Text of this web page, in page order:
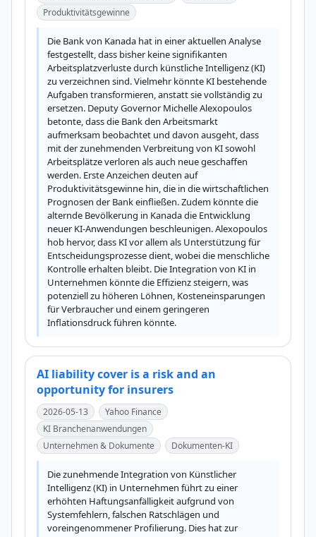
Produktivitätsgewinne
Die Bank von Kanada hat in einer aktuellen Analyse
festgestellt, dass bisher keine signifikanten
Arbeitsplatzverluste durch künstliche Intelligenz (KI)
zu verzeichnen sind. Vielmehr könnte KI bestehende
Aufgaben transformieren, anstatt sie vollständig zu
ersetzen. Deputy Governor Michelle Alexopoulos
betonte, dass die Bank den Arbeitsmarkt
aufmerksam beobachtet und davon ausgeht, dass
mit der zunehmenden Verbreitung von KI sowohl
Arbeitsplätze verloren als auch neue geschaffen
werden. Erste Anzeichen deuten auf
Produktivitätsgewinne hin, die in die wirtschaftlichen
Prognosen der Bank einfließen. Zudem könnte die
alternde Bevölkerung in Kanada die Entwicklung
neuer KI-Anwendungen beschleunigen. Alexopoulos
hob hervor, dass KI vor allem als Unterstützung für
Entscheidungsprozesse dient, wobei die menschliche
Kontrolle erhalten bleibt. Die Integration von KI in
Unternehmen könnte die Effizienz steigern, was
potenziell zu höheren Löhnen, Kosteneinsparungen
für Verbraucher und einem geringeren
Inflationsdruck führen könnte.
AI liability cover is a risk and an
opportunity for insurers
2026-05-13
Yahoo Finance
KI Branchenanwendungen
Unternehmen & Dokumente
Dokumenten-KI
Die zunehmende Integration von Künstlicher
Intelligenz (KI) in Unternehmen führt zu einer
erhöhten Haftungsanfälligkeit aufgrund von
Systemfehlern, falschen Ratschlägen und
voreingenommener Profilierung. Dies hat zur